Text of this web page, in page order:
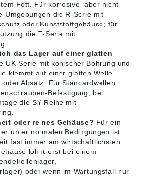
Fett. Für korrosive, aber nicht
Umgebungen die R-Serie mit
oder Kunststoffgehäuse; für
die T-Serie mit
das Lager auf einer glatten
UK-Serie mit konischer Bohrung und
klemmt auf einer glatten Welle
oder Absatz. Für Standardwellen
Befestigung; bei
die SY-Reihe mit
oder reines Gehäuse? Für ein
unter normalen Bedingungen ist
fast immer am wirtschaftlichsten.
lohnt erst bei einem
oder wenn im Wartungsfall nur